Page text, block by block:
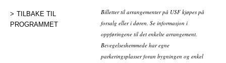
TILBAKE TIL
PROGRAMMET
Billetter til arrangementer på USF kjøpes på
forsalg eller i døren. Se informasjon i
oppføringene til det enkelte arrangement.
Bevegelseshemmede har egne
parkeringsplasser foran bygningen og enkel